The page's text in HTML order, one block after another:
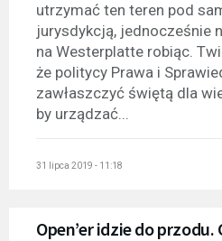
utrzymać ten teren pod
jurysdykcją, jednocześnie
na Westerplatte robiąc.
że politycy Prawa i
zawłaszczyć świętą dla
by urządzać...
31 lipca 2019 - 11:18
Open’er idzie do przodu.